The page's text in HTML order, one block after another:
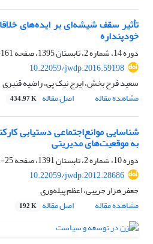
تأثیر سقف شیشه‌ای بر ایده‌های
خودپنداره
دوره 14، شماره 2، تابستان 1395، صفحه
161-180
10.22059/jwdp.2016.59198
سعید فرح بخش، ایرج نیک پی، راضیه قنبری
مشاهده مقاله
اصل مقاله 434.97 K
شناسایی موانع‌اجتماعی دستیابی
به موقعیت‌های‌ مدیریتی
دوره 10، شماره 2، تابستان 1391، صفحه
25-42
10.22059/jwdp.2012.28686
جعفر هزار جریبی، اعظم پیله‌وری
مشاهده مقاله
اصل مقاله 192 K